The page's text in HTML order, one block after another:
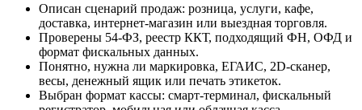
Описан сценарий продаж: розница, услуги, кафе,
доставка, интернет-магазин или выездная торговля.
Проверены 54-ФЗ, реестр ККТ, подходящий ФН, ОФД и
формат фискальных данных.
Понятно, нужна ли маркировка, ЕГАИС, 2D-сканер,
весы, денежный ящик или печать этикеток.
Выбран формат кассы: смарт-терминал, фискальный